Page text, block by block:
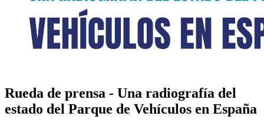
Rueda de prensa - Una radiografía del
estado del Parque de Vehículos en España